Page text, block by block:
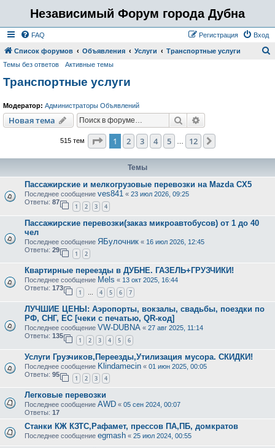
Независимый Форум города Дубна
FAQ Вход
Регистрация
Список форумов Объявления Услуги Транспортные услуги
Темы без ответов Активные темы
Транспортные услуги
Модератор: Администраторы Объявлений
Новая тема Поиск
515 тем Страница из 12
1 2 3 4 5 12
Темы
Пассажирские и мелкогрузовые перевозки на Mazda CX5
Последнее сообщение ves841 « 23 июл 2026, 09:25
Ответы: 87
1 2 3 4
Пассажирские перевозки(заказ микроавтобусов) от 1 до 40
чел
Последнее сообщение ЯБулочник « 16 июл 2026, 12:45
Ответы: 29
1 2
Квартирные переезды в ДУБНЕ. ГАЗЕЛЬ+ГРУЗЧИКИ!
Последнее сообщение Mels « 13 окт 2025, 16:44
Ответы: 173
1 … 4 5 6 7
ЛУЧШИЕ ЦЕНЫ: Аэропорты, вокзалы, свадьбы, поездки по
РФ, СНГ, ЕС [чеки с печатью, QR-код]
Последнее сообщение VW-DUBNA « 27 авг 2025, 11:14
Ответы: 135
1 2 3 4 5 6
Услуги Грузчиков,Переезды,Утилизация мусора. СКИДКИ!
Последнее сообщение Klindamecin « 01 июн 2025, 00:05
Ответы: 95
1 2 3 4
Легковые перевозки
Последнее сообщение AWD « 05 сен 2024, 00:07
Ответы: 17
Станки КЖ КЗТС,Рафамет, прессов ПА,ПБ, домкратов
Последнее сообщение egmash « 25 июл 2024, 00:55